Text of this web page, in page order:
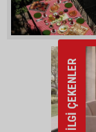
İLGİ ÇEKENLER